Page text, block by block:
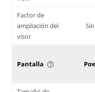
Factor de
ampliación del
visor
Pantalla help_outline